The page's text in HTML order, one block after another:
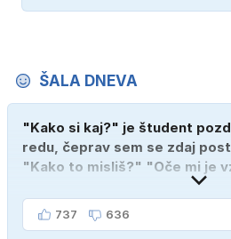
ŠALA DNEVA
"Kako si kaj?" je študent
redu, čeprav sem se zdaj
"Kako to misliš?" "Oče mi je
737 636